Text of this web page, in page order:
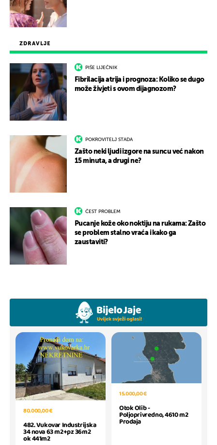
ZDRAVLJE
PIŠE LIJEČNIK
Fibrilacija atrija i prognoza: Koliko se dugo
može živjeti s ovom dijagnozom?
POKROVITELJ STADA
Zašto neki ljudi izgore na suncu već nakon
15 minuta, a drugi ne?
ČEST PROBLEM
Pucanje kože oko noktiju na rukama: Zašto
se problem stalno vraća i kako ga
zaustaviti?
80.000,00 €
482. Vukovar Industrijska
34 nova 63 m2+pz 36m2
ok 441m2
15.000,00 €
Otok Olib -
Poljoprivredno, 4610 m2
Prodaja